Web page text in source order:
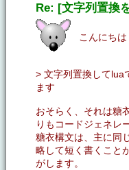
Re: [文字列置換
こんにち
> 文字列置換してlua
ます
おそらく、それは糖
りもコードジェネレ
糖衣構文は、主に同
略して短く書くこと
がします。